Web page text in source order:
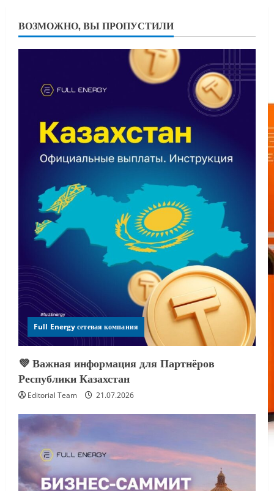
ВОЗМОЖНО, ВЫ ПРОПУСТИЛИ
Full Energy сетевая компания
💜 Важная информация для Партнёров
Республики Казахстан
Editorial Team 21.07.2026